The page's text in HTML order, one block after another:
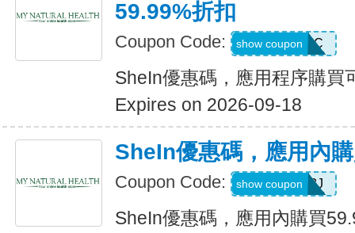
59.99%折扣
Coupon Code: MTFK4CC
show coupon
SheIn優惠碼，應用程序購買
Expires on 2026-09-18
SheIn優惠碼，應用內
Coupon Code: VJTWP3J
show coupon
SheIn優惠碼，應用內購買